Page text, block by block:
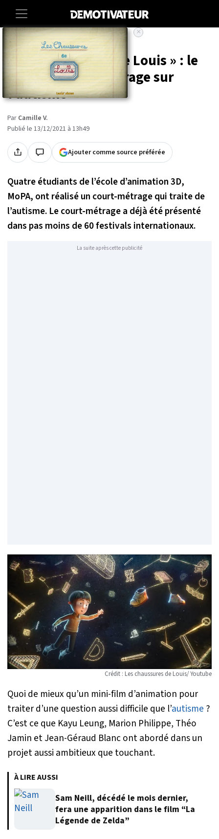
Accueil Entertainment Cinema
« Les chaussures de Louis » : le
sublime court-métrage sur
l'autisme
Par Camille V.
Publié le 13/12/2021 à 13h49
Ajouter comme source préférée
×
Quatre étudiants de l’école d’animation 3D,
MoPA, ont réalisé un court-métrage qui traite de
l’autisme. Le court-métrage a déjà été présenté
dans pas moins de 60 festivals internationaux.
La suite après cette publicité
Crédit : Les chaussures de Louis/ Youtube
Quoi de mieux qu’un mini-film d’animation pour
traiter d’une question aussi difficile que l’autisme ?
C’est ce que Kayu Leung, Marion Philippe, Théo
Jamin et Jean-Géraud Blanc ont abordé dans un
projet aussi ambitieux que touchant.
À LIRE AUSSI
Sam Neill, décédé le mois dernier,
fera une apparition dans le film “La
Légende de Zelda”